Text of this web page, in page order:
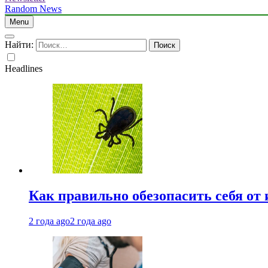
Random News
Menu
Найти:
Headlines
Как правильно обезопасить себя
2 года ago2 года ago